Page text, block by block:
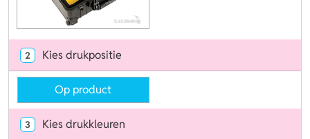
2 Kies drukpositie
Op product
3 Kies drukkleuren